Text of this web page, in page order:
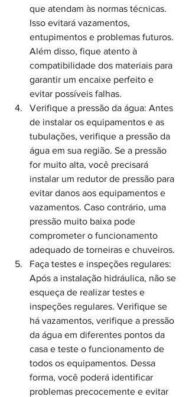
que atendam às normas técnicas.
Isso evitará vazamentos,
entupimentos e problemas futuros.
Além disso, fique atento à
compatibilidade dos materiais para
garantir um encaixe perfeito e
evitar possíveis falhas.
Verifique a pressão da água: Antes
de instalar os equipamentos e as
tubulações, verifique a pressão da
água em sua região. Se a pressão
for muito alta, você precisará
instalar um redutor de pressão para
evitar danos aos equipamentos e
vazamentos. Caso contrário, uma
pressão muito baixa pode
comprometer o funcionamento
adequado de torneiras e chuveiros.
Faça testes e inspeções regulares:
Após a instalação hidráulica, não se
esqueça de realizar testes e
inspeções regulares. Verifique se
há vazamentos, verifique a pressão
da água em diferentes pontos da
casa e teste o funcionamento de
todos os equipamentos. Dessa
forma, você poderá identificar
problemas precocemente e evitar